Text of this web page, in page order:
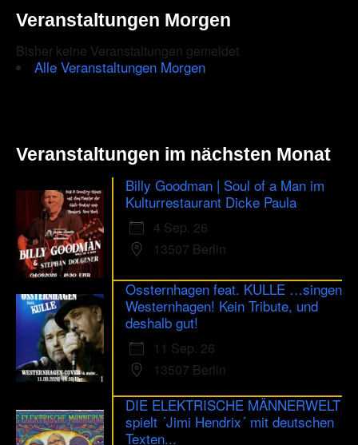
are
human.
Veranstaltungen Morgen
Bisher keine Veranstaltungen gemeldet
Alle Veranstaltungen Morgen
Veranstaltungen im nächsten Monat
Billy Goodman | Soul of a Man im
Kulturrestaurant Dicke Paula
4 Sep. 26
13507 Berlin
Ossternhagen feat. KULLE …singen
Westernhagen! Kein Tribute, und
deshalb gut!
11 Sep. 26
13507 Berlin
DIE ELEKTRISCHE MÄNNERWELT
spielt ´Jimi Hendrix´ mit deutschen
Texten...